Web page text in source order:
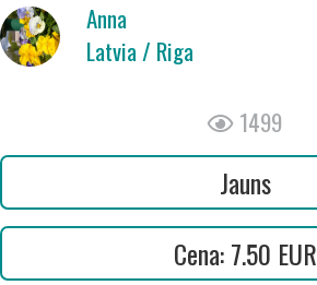
Anna
Latvia / Riga
1499
Jauns
Cena: 7.50 EUR